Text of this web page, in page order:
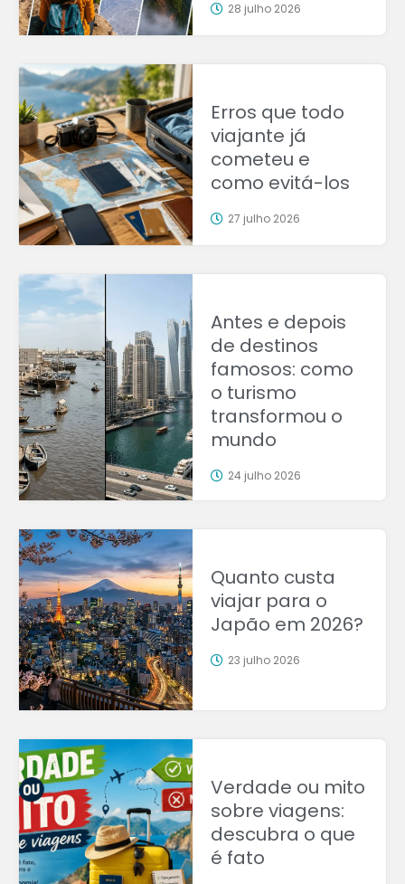
28 julho 2026
Erros que todo
viajante já
cometeu e
como evitá-los
27 julho 2026
Antes e depois
de destinos
famosos: como
o turismo
transformou o
mundo
24 julho 2026
Quanto custa
viajar para o
Japão em 2026?
23 julho 2026
Verdade ou mito
sobre viagens:
descubra o que
é fato